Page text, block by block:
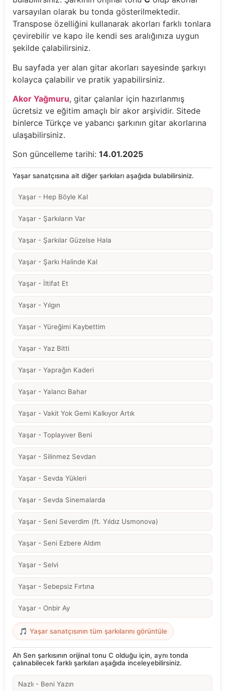
varsayılan olarak bu tonda gösterilmektedir.
Transpose özelliğini kullanarak akorları farklı tonlara
çevirebilir ve kapo ile kendi ses aralığınıza uygun
şekilde çalabilirsiniz.
Bu sayfada yer alan gitar akorları sayesinde şarkıyı
kolayca çalabilir ve pratik yapabilirsiniz.
Akor Yağmuru, gitar çalanlar için hazırlanmış
ücretsiz ve eğitim amaçlı bir akor arşividir. Sitede
binlerce Türkçe ve yabancı şarkının gitar akorlarına
ulaşabilirsiniz.
Son güncelleme tarihi: 14.01.2025
Yaşar sanatçısına ait diğer şarkıları aşağıda bulabilirsiniz.
Yaşar - Hep Böyle Kal
Yaşar - Şarkıların Var
Yaşar - Şarkılar Güzelse Hala
Yaşar - Şarkı Halinde Kal
Yaşar - İltifat Et
Yaşar - Yılgın
Yaşar - Yüreğimi Kaybettim
Yaşar - Yaz Bitti
Yaşar - Yaprağın Kaderi
Yaşar - Yalancı Bahar
Yaşar - Vakit Yok Gemi Kalkıyor Artık
Yaşar - Toplayıver Beni
Yaşar - Silinmez Sevdan
Yaşar - Sevda Yükleri
Yaşar - Sevda Sinemalarda
Yaşar - Seni Severdim (ft. Yıldız Usmonova)
Yaşar - Seni Ezbere Aldım
Yaşar - Selvi
Yaşar - Sebepsiz Fırtına
Yaşar - Onbir Ay
🎵 Yaşar sanatçısının tüm şarkılarını görüntüle
Ah Sen şarkısının orijinal tonu C olduğu için, aynı tonda
çalınabilecek farklı şarkıları aşağıda inceleyebilirsiniz.
Nazlı - Beni Yazın